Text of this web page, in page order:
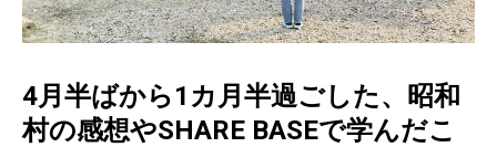
4月半ばから1カ月半過ごした、昭和
村の感想やSHARE BASEで学んだこ